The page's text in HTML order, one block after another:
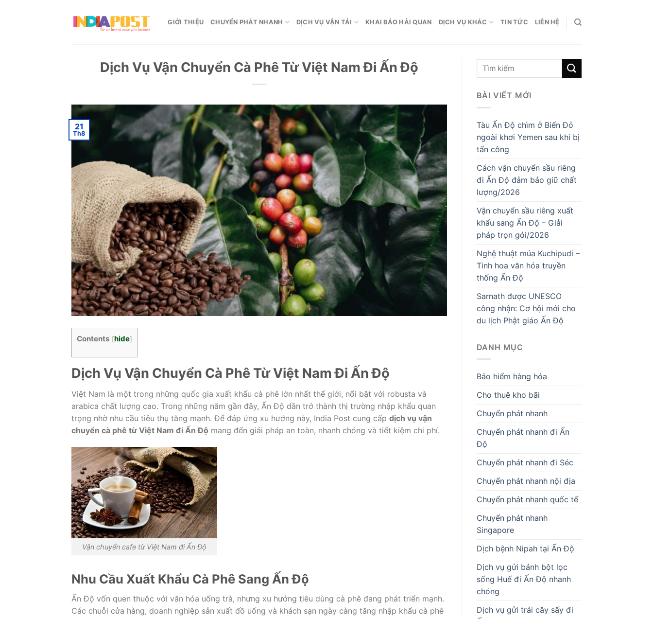
GIỚI THIỆU CHUYỂN PHÁT NHANH DỊCH VỤ VẬN TẢI KHAI BÁO HẢI QUAN DỊCH VỤ KHÁC TIN TỨC LIÊN HỆ
Dịch Vụ Vận Chuyển Cà Phê Từ Việt Nam Đi Ấn Độ
21
Th8
Contents [hide]
Dịch Vụ Vận Chuyển Cà Phê Từ Việt Nam Đi Ấn Độ
Việt Nam là một trong những quốc gia xuất khẩu cà phê lớn nhất thế giới, nổi bật với robusta và
arabica chất lượng cao. Trong những năm gần đây, Ấn Độ dần trở thành thị trường nhập khẩu quan
trọng nhờ nhu cầu tiêu thụ tăng mạnh. Để đáp ứng xu hướng này, India Post cung cấp dịch vụ vận
chuyển cà phê từ Việt Nam đi Ấn Độ mang đến giải pháp an toàn, nhanh chóng và tiết kiệm chi phí.
Vận chuyển cafe từ Việt Nam đi Ấn Độ
Nhu Cầu Xuất Khẩu Cà Phê Sang Ấn Độ
Ấn Độ vốn quen thuộc với văn hóa uống trà, nhưng xu hướng tiêu dùng cà phê đang phát triển mạnh.
Các chuỗi cửa hàng, doanh nghiệp sản xuất đồ uống và khách sạn ngày càng tăng nhập khẩu cà phê
BÀI VIẾT MỚI
Tàu Ấn Độ chìm ở Biển Đỏ
ngoài khơi Yemen sau khi bị
tấn công
Cách vận chuyển sầu riêng
đi Ấn Độ đảm bảo giữ chất
lượng/2026
Vận chuyển sầu riêng xuất
khẩu sang Ấn Độ – Giải
pháp trọn gói/2026
Nghệ thuật múa Kuchipudi –
Tinh hoa văn hóa truyền
thống Ấn Độ
Sarnath được UNESCO
công nhận: Cơ hội mới cho
du lịch Phật giáo Ấn Độ
DANH MỤC
Bảo hiểm hàng hóa
Cho thuê kho bãi
Chuyển phát nhanh
Chuyển phát nhanh đi Ấn
Độ
Chuyển phát nhanh đi Séc
Chuyển phát nhanh nội địa
Chuyển phát nhanh quốc tế
Chuyển phát nhanh
Singapore
Dịch bệnh Nipah tại Ấn Độ
Dịch vụ gửi bánh bột lọc
sống Huế đi Ấn Độ nhanh
chóng
Dịch vụ gửi trái cây sấy đi